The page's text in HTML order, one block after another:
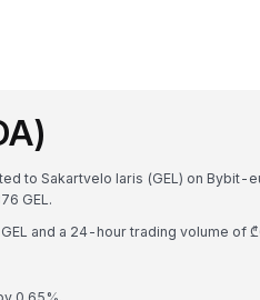
to Sakartvelo laris (GEL) on Bybit-
GEL.
and a 24-hour trading volume of